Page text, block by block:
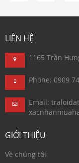
LIÊN HỆ
1165 Trần
Phone: 0909
Email:
GIỚI THIỆU
Về chúng tôi